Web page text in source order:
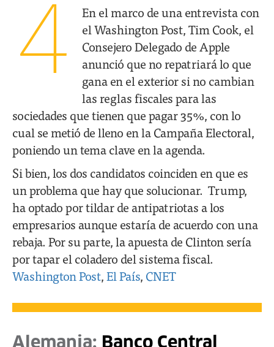
4
En el marco de una entrevista con
el Washington Post, Tim Cook, el
Consejero Delegado de Apple
anunció que no repatriará lo que
gana en el exterior si no cambian
las reglas fiscales para las
sociedades que tienen que pagar 35%, con lo
cual se metió de lleno en la Campaña Electoral,
poniendo un tema clave en la agenda.
Si bien, los dos candidatos coinciden en que es
un problema que hay que solucionar. Trump,
ha optado por tildar de antipatriotas a los
empresarios aunque estaría de acuerdo con una
rebaja. Por su parte, la apuesta de Clinton sería
por tapar el coladero del sistema fiscal.
Washington Post,El País, CNET
Alemania: Banco Central